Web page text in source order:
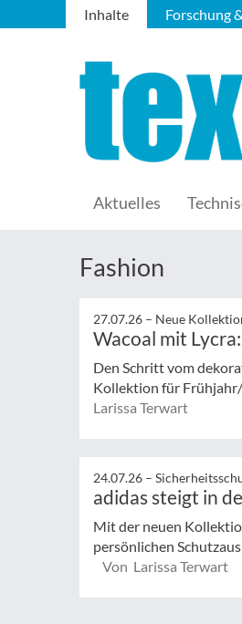
Inhalte Forschung
Aktuelles
Fashion
27.07.26 – Neue
Wacoal mit
Den Schritt vom
Kollektion für Frühjahr/
Larissa Terwart
24.07.26 –
adidas steigt in
Mit der neuen
persönlichen
Von Larissa Terwart